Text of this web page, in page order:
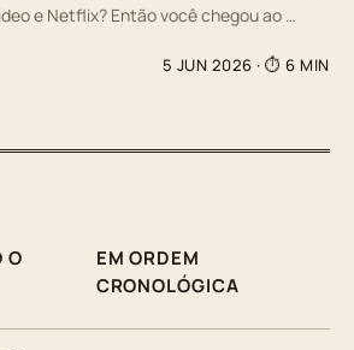
e Netflix? Então você chegou ao …
5 JUN 2026 · ⏱ 6 MIN
O
EM ORDEM
CRONOLÓGICA